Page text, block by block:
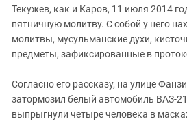
Текужев, как и Каров, 11 июля 2014
пятничную молитву. С собой у него
молитвы, мусульманские духи,
предметы, зафиксированные в
Согласно его рассказу, на улице
затормозил белый автомобиль ВАЗ-
выпрыгнули четыре человека в